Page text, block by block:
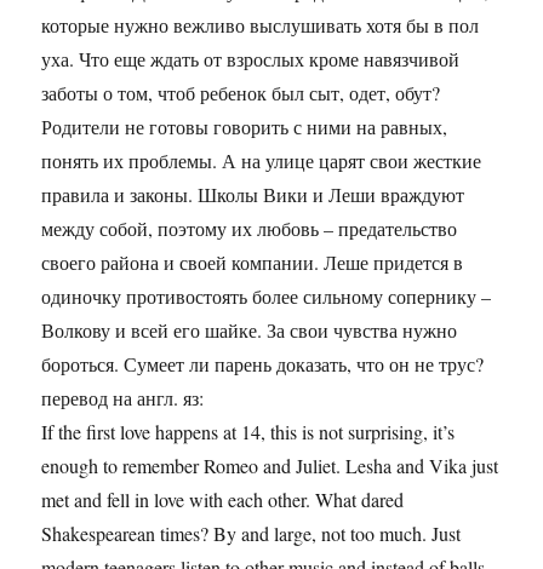
которые нужно вежливо выслушивать хотя бы в пол
уха. Что еще ждать от взрослых кроме навязчивой
заботы о том, чтоб ребенок был сыт, одет, обут?
Родители не готовы говорить с ними на равных,
понять их проблемы. А на улице царят свои жесткие
правила и законы. Школы Вики и Леши враждуют
между собой, поэтому их любовь – предательство
своего района и своей компании. Леше придется в
одиночку противостоять более сильному сопернику –
Волкову и всей его шайке. За свои чувства нужно
бороться. Сумеет ли парень доказать, что он не трус?
перевод на англ. яз:
If the first love happens at 14, this is not surprising, it’s
enough to remember Romeo and Juliet. Lesha and Vika just
met and fell in love with each other. What dared
Shakespearean times? By and large, not too much. Just